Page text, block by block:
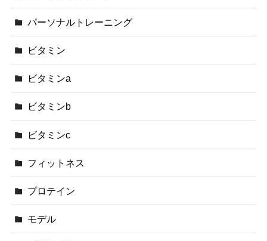
パーソナルトレーニング
ビタミン
ビタミンa
ビタミンb
ビタミンc
フィットネス
プロテイン
モデル